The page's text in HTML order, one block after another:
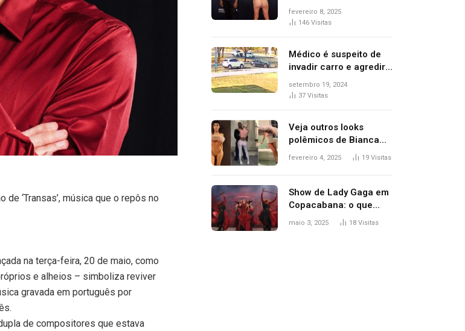
‘Transas’, música que o repôs no
na terça-feira, 20 de maio, como
e alheios – simboliza reviver
gravada em português por
de compositores que estava
Questionamento surgiu
após Bianca Censori,
premiação
fevereiro 8, 2025
146 Visitas
Médico é suspeito de
invadir carro e agredir
delegado aposentado
durante confusão no
setembro 19, 2024
37 Visitas
Veja outros looks
polêmicos de Bianca
Censori, esposa de
Grammy 2025
fevereiro 4, 2025 19 Visitas
Show de Lady Gaga em
Copacabana: o que
esperar, horários,
maio 3, 2025 18 Visitas